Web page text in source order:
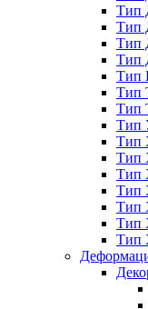
Тип
Тип
Тип
Тип
Тип
Тип
Тип
Тип
Тип
Тип
Тип
Тип
Тип